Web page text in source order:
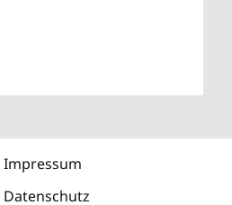
Impressum
Datenschutz